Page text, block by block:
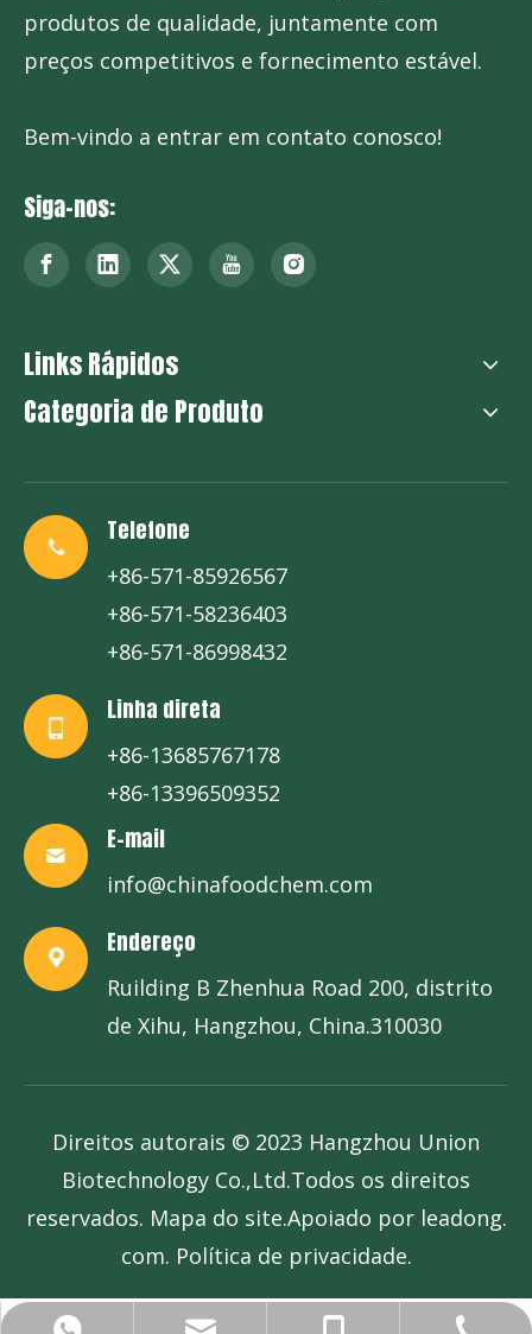
Snus Bolsas de nicotina
produtos de qualidade, juntamente com
preços competitivos e fornecimento estável.
Bem-vindo a entrar em contato conosco!
Siga-nos:
Links Rápidos
Categoria de Produto
Telefone
+86-571-85926567
+86-571-58236403
+86-571-86998432
Linha direta
+86-13685767178
+86-13396509352
E-mail
info@chinafoodchem.com
Endereço
Ruilding B Zhenhua Road 200, distrito
de Xihu, Hangzhou, China.310030
Direitos autorais © 2023 Hangzhou Union
Biotechnology Co.,Ltd.Todos os direitos
reservados. Mapa do site.Apoiado por leadong.
com. Política de privacidade.